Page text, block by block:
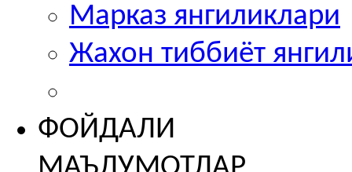
Марказ янгиликлари
Жахон тиббиёт
ФОЙДАЛИ